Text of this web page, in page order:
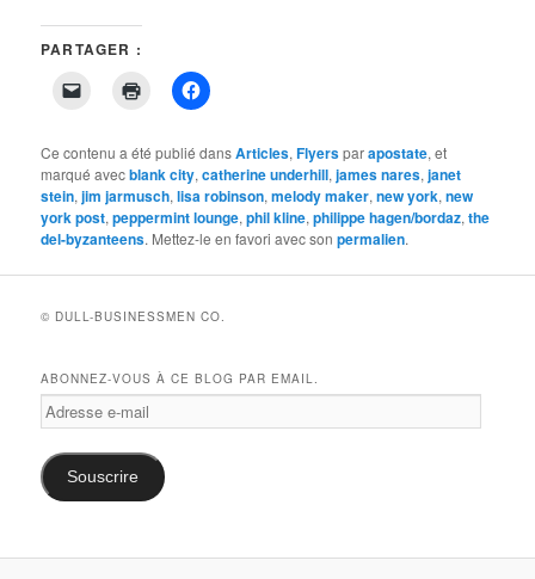
PARTAGER :
Cliquer
lien
par
e-
mail
à
un
ami(ouvre
une
Cliquer
pour
une
nouvelle
fenêtre)
Cliquez
pour
Facebook(ouvre
dans
une
nouvelle
fenêtre)
Ce contenu a été publié dansArticles,Flyersparapostate, et
marqué avecblank city,catherine underhill,james nares,janet
stein,jim jarmusch,lisa robinson,melody maker,new york,new
york post,peppermint lounge,phil kline,philippe hagen/bordaz,the
del-byzanteens. Mettez-le en favori avec sonpermalien.
© DULL-BUSINESSMEN CO.
ABONNEZ-VOUS À CE BLOG PAR EMAIL.
Adresse
e-
mail
Souscrire